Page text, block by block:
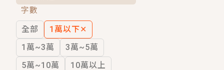
穿越｜《穿越遠古後成了野人娘子》你
字數
全部
1萬以下✕
1萬~3萬
3萬~5萬
5萬~10萬
10萬以上